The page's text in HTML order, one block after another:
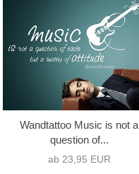
Wandtattoo Music is not a
question of...
ab 23,95 EUR